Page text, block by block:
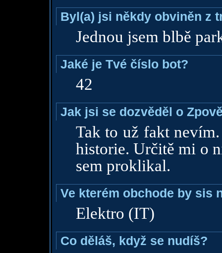
Byl(a) jsi někdy obviněn z
Jednou jsem blbě
Jaké je Tvé číslo bot?
42
Jak jsi se dozvěděl o
Tak to už fakt
historie. Určitě mi o
sem proklikal.
Ve kterém obchode by sis
Elektro (IT)
Co děláš, když se nudíš?